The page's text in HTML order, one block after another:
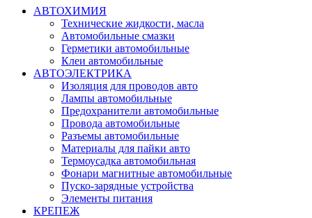
АВТОХИМИЯ
Технические жидкости, масла
Автомобильные смазки
Герметики автомобильные
Клеи автомобильные
АВТОЭЛЕКТРИКА
Изоляция для проводов авто
Лампы автомобильные
Предохранители автомобильные
Провода автомобильные
Разъемы автомобильные
Материалы для пайки авто
Термоусадка автомобильная
Фонари магнитные автомобильные
Пуско-зарядные устройства
Элементы питания
КРЕПЕЖ